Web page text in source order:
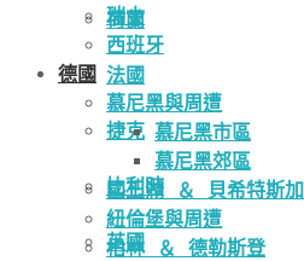
荷蘭
法國
捷克
比利時
英國
瑞士
西班牙
德國
慕尼黑與周遭
慕尼黑市區
慕尼黑郊區
國王湖 ＆ 貝希特斯
紐倫堡與周遭
柏林 ＆ 德勒斯登